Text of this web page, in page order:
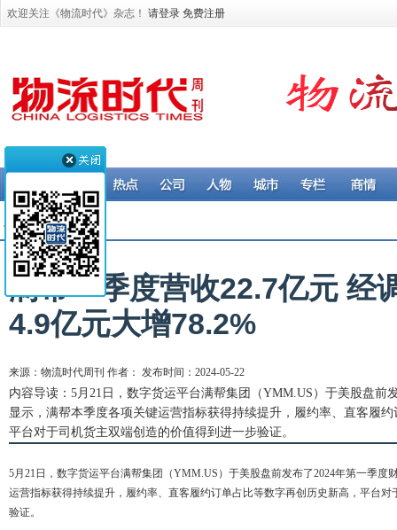
欢迎关注《物流时代》杂志！ 请登录 免费注册
公司 > 物流企业
满帮一季度营收22.7亿元 经
4.9亿元大增78.2%
来源：物流时代周刊 作者： 发布时间：2024-05-22
内容导读：5月21日，数字货运平台满帮集团（YMM.US）于美股盘前
显示，满帮本季度各项关键运营指标获得持续提升，履约率、直客履
平台对于司机货主双端创造的价值得到进一步验证。
5月21日，数字货运平台满帮集团（YMM.US）于美股盘前发布了2024年第一季度
运营指标获得持续提升，履约率、直客履约订单占比等数字再创历史新高，平台
验证。